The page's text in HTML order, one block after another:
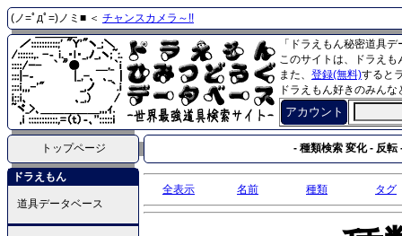
(ノ=ﾟдﾟ=)ノミ■ ＜ チャンスカメラ～!!
「ドラえもん秘密道具
このサイトは、ドラえ
また、 登録(無料)すると
ドラえもん好きのみん
アカウント
トップページ - 種類検索 変化 - 反転
ドラえもん
道具データベース
全表示 名前 種類 タグ